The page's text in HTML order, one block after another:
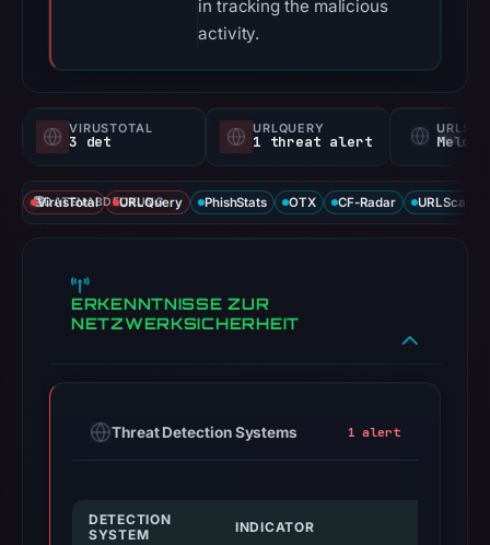
in tracking the malicious
activity.
VIRUSTOTAL
3 det
URLQUERY
1 threat alert
DATENABDECKUNG
VirusTotal URLQuery PhishStats OTX CF-Radar URLScan
ERKENNTNISSE ZUR
NETZWERKSICHERHEIT
Threat Detection Systems 1 alert
DETECTION
SYSTEM
INDICATOR